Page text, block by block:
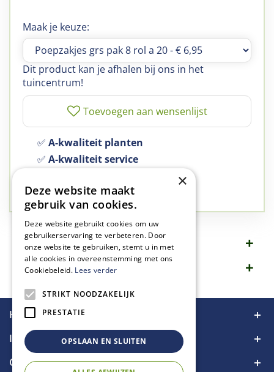
Maak je keuze:
Dit product kan je afhalen bij ons in het
tuincentrum!
✅ A-kwaliteit planten
✅ A-kwaliteit service
✅Groen, dat is wat we doen
Omschrijving
Specificaties
Handige links
Informatie
Contact
×
Deze website maakt
gebruik van cookies.
Deze website gebruikt cookies om uw
gebruikerservaring te verbeteren. Door
onze website te gebruiken, stemt u in met
alle cookies in overeenstemming met ons
Cookiebeleid. Lees verder
STRIKT NOODZAKELIJK
PRESTATIE
OPSLAAN EN SLUITEN